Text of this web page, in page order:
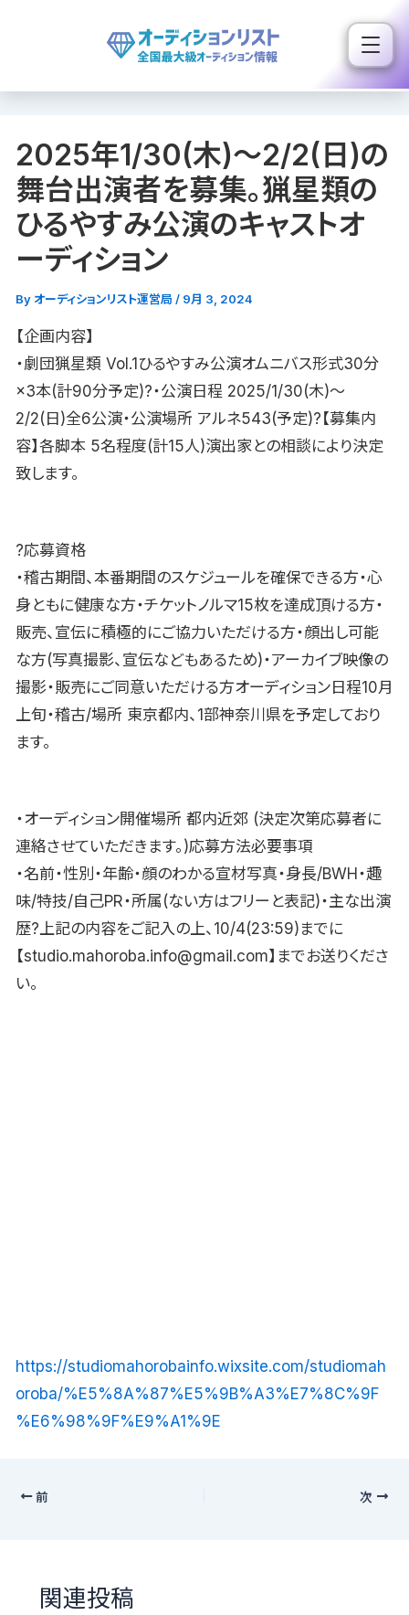
ス
2025年1/30(木)〜2/2(日)の
舞台出演者を募集。猟星類の
ひるやすみ公演のキャストオ
ーディション
By オーディションリスト運営局 / 9月 3, 2024
【企画内容】
・劇団猟星類 Vol.1ひるやすみ公演オムニバス形式30分
×3本(計90分予定)?・公演日程 2025/1/30(木)〜
2/2(日)全6公演・公演場所 アルネ543(予定)?【募集内
容】各脚本 5名程度(計15人)演出家との相談により決定
致します。
?応募資格
・稽古期間、本番期間のスケジュールを確保できる方・心
身ともに健康な方・チケットノルマ15枚を達成頂ける方・
販売、宣伝に積極的にご協力いただける方・顔出し可能
な方(写真撮影、宣伝などもあるため)・アーカイブ映像の
撮影・販売にご同意いただける方オーディション日程10月
上旬・稽古/場所 東京都内、1部神奈川県を予定しており
ます。
・オーディション開催場所 都内近郊 (決定次第応募者に
連絡させていただきます。)応募方法必要事項
・名前・性別・年齢・顔のわかる宣材写真・身長/BWH・趣
味/特技/自己PR・所属(ない方はフリーと表記)・主な出演
歴?上記の内容をご記入の上、10/4(23:59)までに
【studio.mahoroba.info@gmail.com】までお送りくださ
い。
https://studiomahorobainfo.wixsite.com/studiomah
oroba/%E5%8A%87%E5%9B%A3%E7%8C%9F
%E6%98%9F%E9%A1%9E
前 次
関連投稿